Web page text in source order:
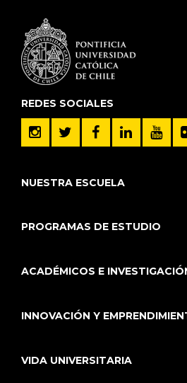
REDES SOCIALES
NUESTRA ESCUELA
PROGRAMAS DE ESTUDIO
ACADÉMICOS E
INNOVACIÓN Y
VIDA UNIVERSITARIA